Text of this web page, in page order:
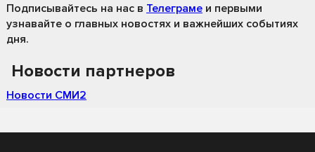
Подписывайтесь на нас в Телеграме и первыми
узнавайте о главных новостях и важнейших событиях
дня.
Новости партнеров
Новости СМИ2